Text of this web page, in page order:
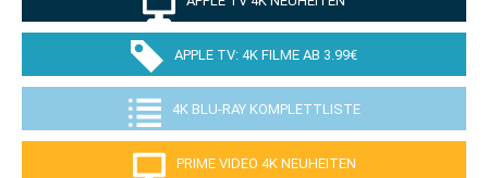
APPLE TV: 4K FILME AB 3.99€
4K BLU-RAY KOMPLETTLISTE
PRIME VIDEO 4K NEUHEITEN